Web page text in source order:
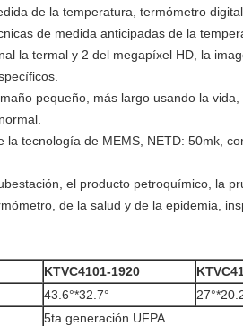
de la temperatura, termómetro
de medida anticipadas de la
la termal y 2 del megapíxel HD, la
pequeño, más largo usando la
la tecnología de MEMS, NETD: 50mk,
el producto petroquímico, la
de la salud y de la epidemia,
KTVC4101-1920
43.6°*32.7°
5ta generación UFPA